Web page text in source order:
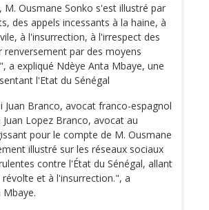
M. Ousmane Sonko s'est illustré par
des appels incessants à la haine, à
à l'insurrection, à l'irrespect des
par des moyens
a expliqué Ndèye Anta Mbaye, une
l'Etat du Sénégal
Juan Branco, avocat franco-espagnol
Lopez Branco, avocat au
pour le compte de M. Ousmane
illustré sur les réseaux sociaux
contre l'État du Sénégal, allant
et à l'insurrection.", a
Mbaye.